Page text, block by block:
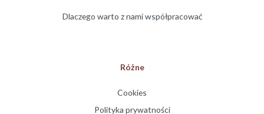
Dlaczego warto z nami współpracować
Różne
Cookies
Polityka prywatności